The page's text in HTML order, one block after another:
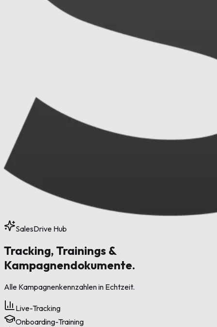
SalesDrive Hub
Tracking, Trainings &
Kampagnendokumente.
Alle Kampagnenkennzahlen in Echtzeit.
Live-Tracking
Onboarding-Training